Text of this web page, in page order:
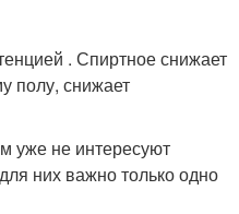
. Спиртное снижает
полу, снижает
уже не интересуют
них важно только одно